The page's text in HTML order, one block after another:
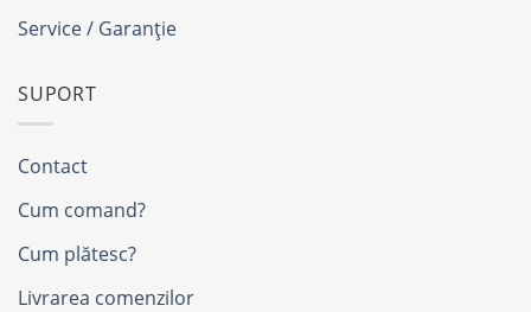
Service / Garanție
SUPORT
Contact
Cum comand?
Cum plătesc?
Livrarea comenzilor